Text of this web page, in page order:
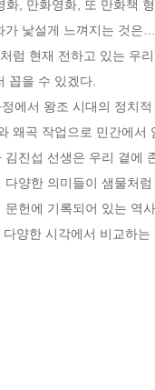
화, 만화영화, 또 만화책
가 낯설게 느껴지는 것
럼 현재 전하고 있는 우
꼽을 수 있겠다.
에서 왕조 시대의 정치
왜곡 작업으로 민간에서
진섭 선생은 우리 곁
양한 의미들이 샘물처
헌에 기록되어 있는 역
양한 시각에서 비교하